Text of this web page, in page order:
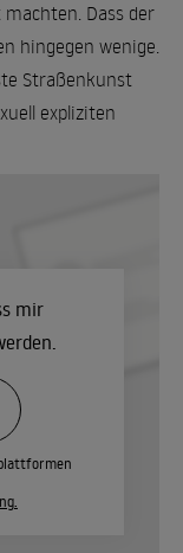
Dass der
hingegen wenige.
Straßenkunst
expliziten
mir